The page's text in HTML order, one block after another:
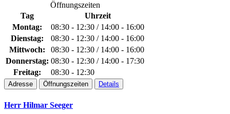
Öffnungszeiten
Tag
Uhrzeit
Montag:
08:30 - 12:30 / 14:00 - 16:00
Dienstag:
08:30 - 12:30 / 14:00 - 16:00
Mittwoch:
08:30 - 12:30 / 14:00 - 16:00
Donnerstag: 08:30 - 12:30 / 14:00 - 17:30
Freitag:
08:30 - 12:30
Adresse Öffnungszeiten Details
Herr Hilmar Seeger